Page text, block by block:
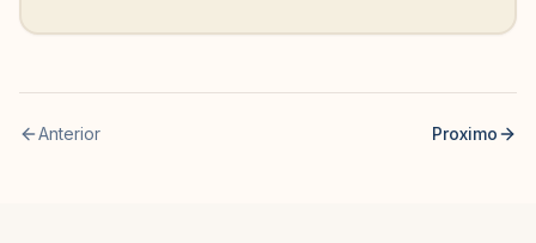
Anterior Proximo